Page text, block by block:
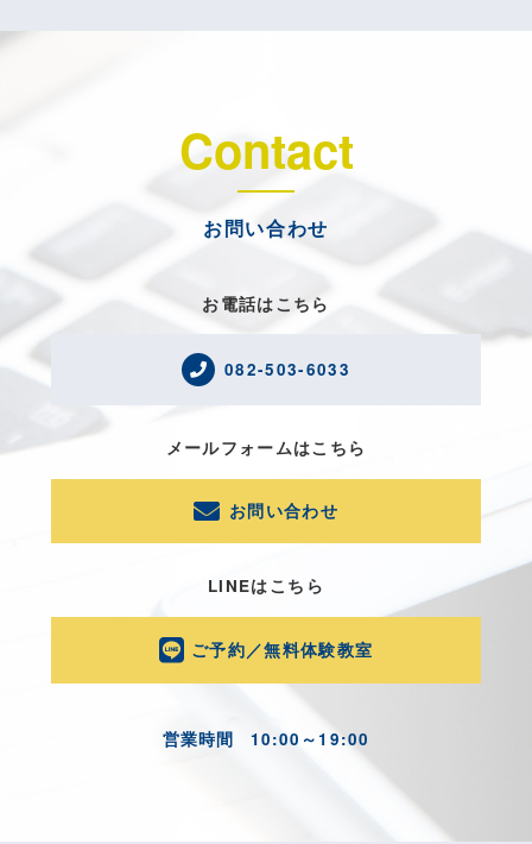
Contact
お問い合わせ
お電話はこちら
082-503-6033
メールフォームはこちら
お問い合わせ
LINEはこちら
ご予約／無料体験教室
営業時間 10:00～19:00